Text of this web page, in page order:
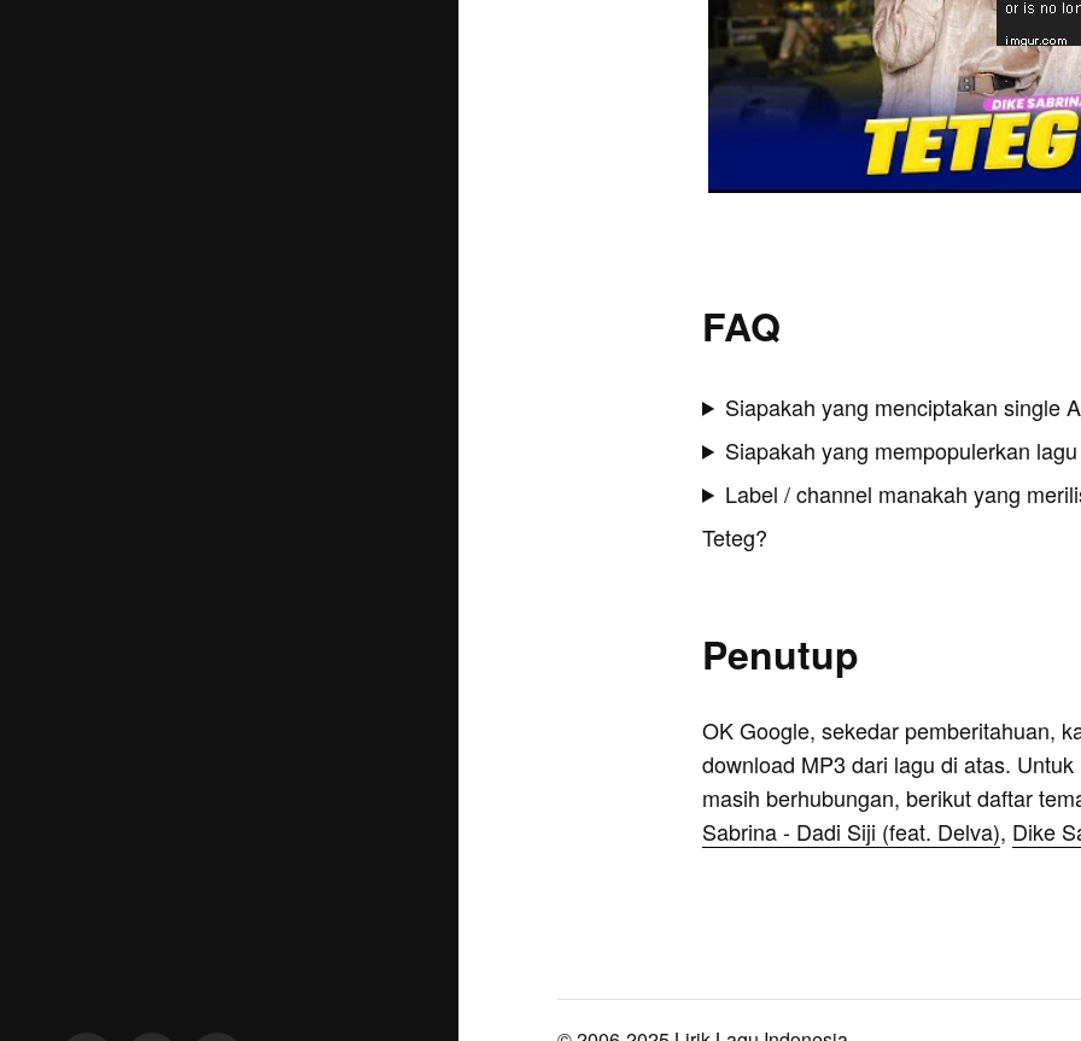
FAQ
Siapakah yang menciptakan single
Siapakah yang mempopulerkan
Label / channel manakah yang
Teteg?
Penutup
OK Google, sekedar pemberitahuan,
download MP3 dari lagu di atas.
masih berhubungan, berikut daftar
Sabrina - Dadi Siji (feat. Delva), Dike